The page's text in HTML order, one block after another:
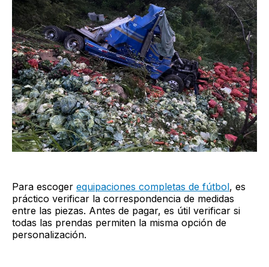
Para escoger equipaciones completas de fútbol, es
práctico verificar la correspondencia de medidas
entre las piezas. Antes de pagar, es útil verificar si
todas las prendas permiten la misma opción de
personalización.